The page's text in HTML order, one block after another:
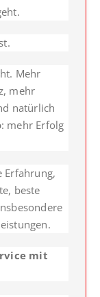
Mehr
mehr
natürlich
mehr Erfolg
Erfahrung,
beste
mit